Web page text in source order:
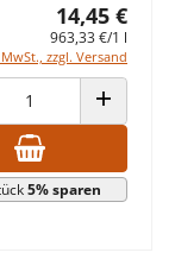
14,45 €
963,33 €/1 l
zzgl. Versand
VERRINGERN ANZAHL
5% sparen